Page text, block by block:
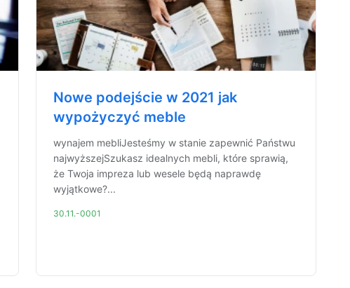
Nowe podejście w 2021 jak
wypożyczyć meble
wynajem mebliJesteśmy w stanie zapewnić Państwu
najwyższejSzukasz idealnych mebli, które sprawią,
że Twoja impreza lub wesele będą naprawdę
wyjątkowe?...
30.11.-0001